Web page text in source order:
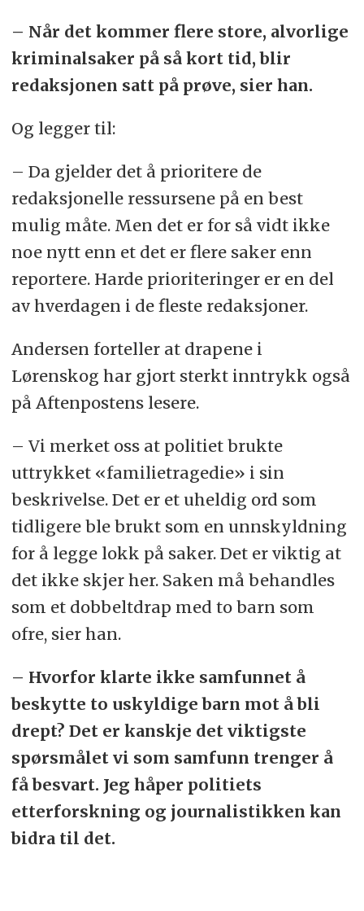
– Når det kommer flere store, alvorlige
kriminalsaker på så kort tid, blir
redaksjonen satt på prøve, sier han.
Og legger til:
– Da gjelder det å prioritere de
redaksjonelle ressursene på en best
mulig måte. Men det er for så vidt ikke
noe nytt enn et det er flere saker enn
reportere. Harde prioriteringer er en del
av hverdagen i de fleste redaksjoner.
Andersen forteller at drapene i
Lørenskog har gjort sterkt inntrykk også
på Aftenpostens lesere.
– Vi merket oss at politiet brukte
uttrykket «familietragedie» i sin
beskrivelse. Det er et uheldig ord som
tidligere ble brukt som en unnskyldning
for å legge lokk på saker. Det er viktig at
det ikke skjer her. Saken må behandles
som et dobbeltdrap med to barn som
ofre, sier han.
– Hvorfor klarte ikke samfunnet å
beskytte to uskyldige barn mot å bli
drept? Det er kanskje det viktigste
spørsmålet vi som samfunn trenger å
få besvart. Jeg håper politiets
etterforskning og journalistikken kan
bidra til det.